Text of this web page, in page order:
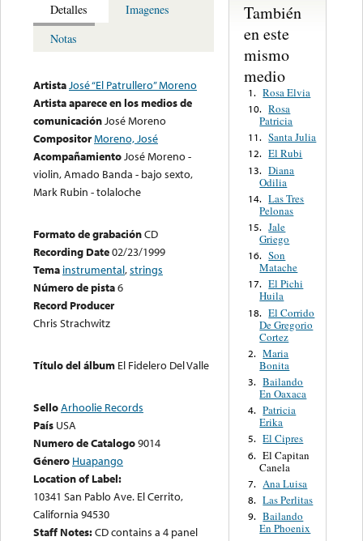
Detalles
Imagenes
Notas
ArtistaJosé “El Patrullero” Moreno
Artista aparece en los medios de
comunicaciónJosé Moreno
CompositorMoreno, José
AcompañamientoJosé Moreno -
violin, Amado Banda - bajo sexto,
Mark Rubin - tolaloche
Formato de grabaciónCD
Recording Date02/23/1999
Tema instrumental,strings
Número de pista6
Record Producer
Chris Strachwitz
Título del álbum El Fidelero Del Valle
SelloArhoolie Records
País USA
Numero de Catalogo9014
Género Huapango
Location of Label:
10341 San Pablo Ave. El Cerrito,
California 94530
Staff Notes:CD contains a 4 panel
También
en este
mismo
medio
1. Rosa Elvia
10. Rosa
Patricia
11. Santa Julia
12. El Rubi
13. Diana
Odilia
14. Las Tres
Pelonas
15. Jale
Griego
16. Son
Matache
17. El Pichi
Huila
18. El Corrido
De Gregorio
Cortez
2. Maria
Bonita
3. Bailando
En Oaxaca
4. Patricia
Erika
5. El Cipres
6. El Capitan
Canela
7. Ana Luisa
8. Las Perlitas
9. Bailando
En Phoenix